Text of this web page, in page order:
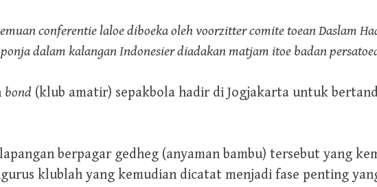
conferentie laloe diboeka oleh voorzitter comite toean Daslam
dalam kalangan Indonesier diadakan matjam itoe badan
bond (klub amatir) sepakbola hadir di Jogjakarta untuk
berpagar gedheg (anyaman bambu) tersebut yang
klublah yang kemudian dicatat menjadi fase penting